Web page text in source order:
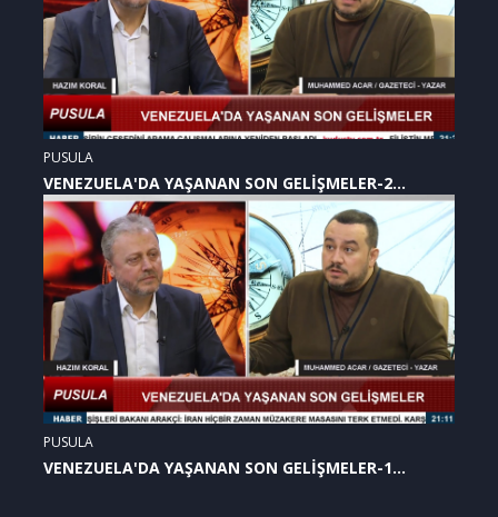
PUSULA
VENEZUELA'DA YAŞANAN SON GELİŞMELER-2
(07.01.2026)
PUSULA
VENEZUELA'DA YAŞANAN SON GELİŞMELER-1